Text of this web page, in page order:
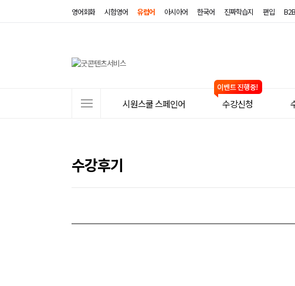
영어회화 시험영어 유럽어 아시아어 한국어 진짜학습지 편입
뉴
시원스쿨 스페인어 수강신청
수강후기